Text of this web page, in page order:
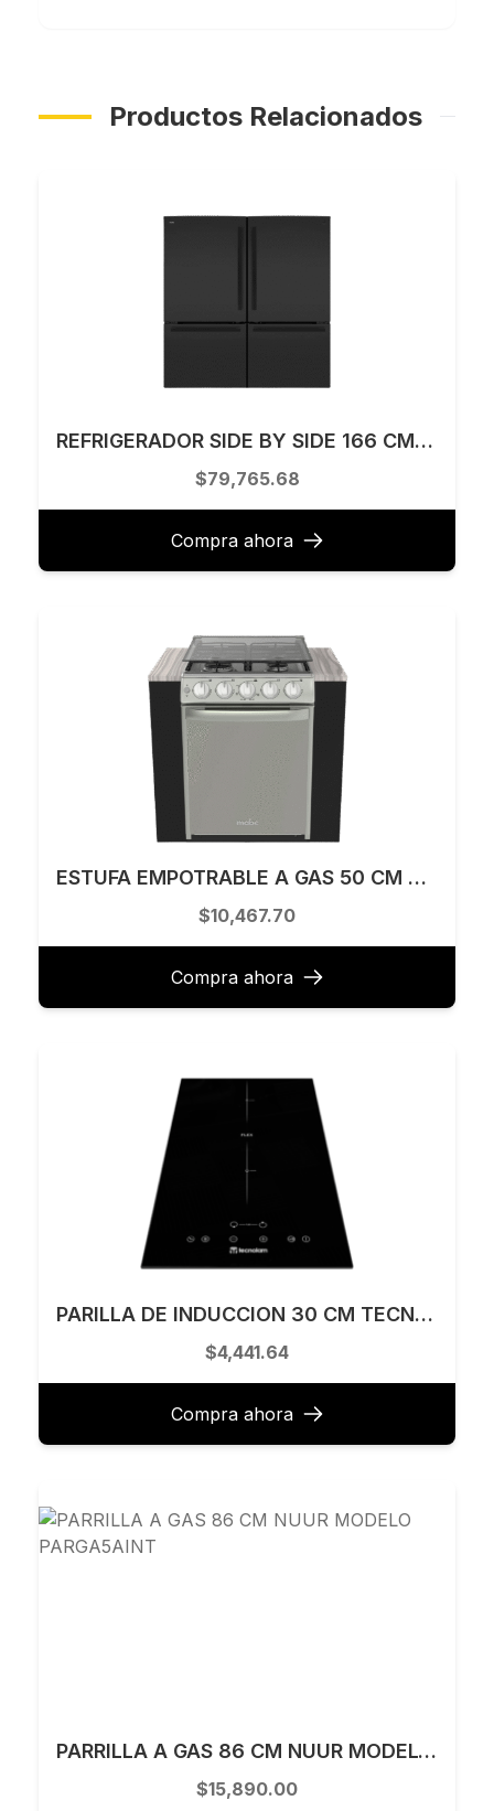
Productos Relacionados
REFRIGERADOR SIDE BY SIDE 166 CM GE PROFILE MODELO GEMPDF19EBTCDS
$79,765.68
Compra ahora
ESTUFA EMPOTRABLE A GAS 50 CM MABE MODELO EMC5044CAIS0
$10,467.70
Compra ahora
PARILLA DE INDUCCION 30 CM TECNOLAM MODELO TIH30.NE
$4,441.64
Compra ahora
PARRILLA A GAS 86 CM NUUR MODELO PARGA5AINT
$15,890.00